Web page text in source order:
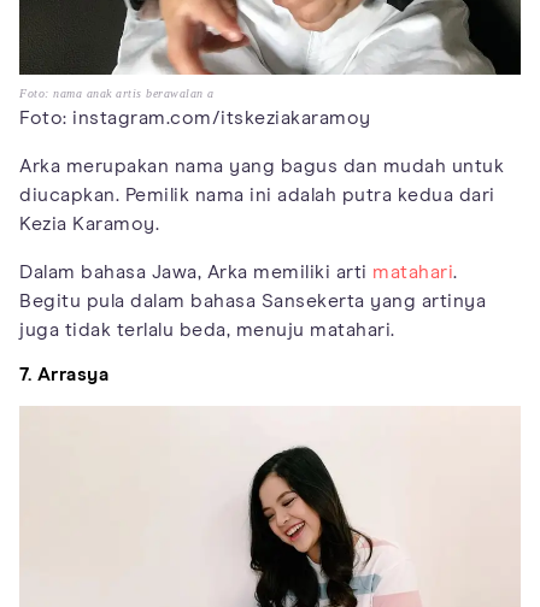
Foto: nama anak artis berawalan a
Foto: instagram.com/itskeziakaramoy
Arka merupakan nama yang bagus dan mudah untuk
diucapkan. Pemilik nama ini adalah putra kedua dari
Kezia Karamoy.
Dalam bahasa Jawa, Arka memiliki arti matahari.
Begitu pula dalam bahasa Sansekerta yang artinya
juga tidak terlalu beda, menuju matahari.
7. Arrasya